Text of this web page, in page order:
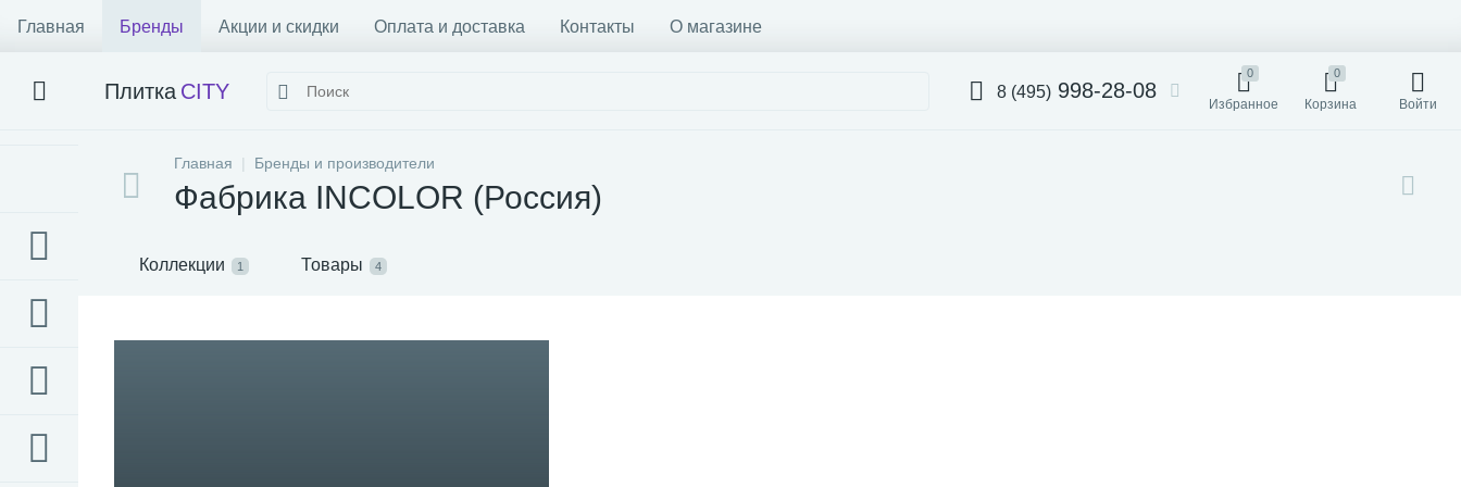
Главная Бренды Акции и скидки Оплата и доставка Контакты О магазине
Плитка CITY 8 (495) 998-28-08
0
Избранное
0
Корзина Войти
Главная Бренды и производители
Фабрика INCOLOR (Россия)
Коллекции 1 Товары 4